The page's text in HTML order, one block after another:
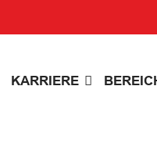
KARRIERE